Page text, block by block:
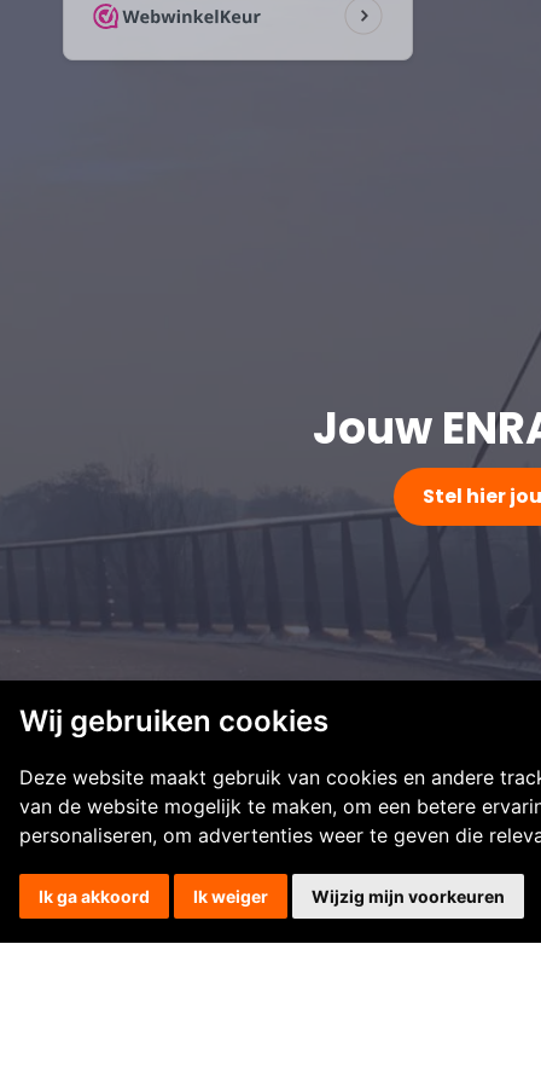
Jouw
Stel hier
Wij gebruiken cookies
Deze website maakt gebruik van cookies en andere
van de website mogelijk te maken, om een betere
personaliseren, om advertenties weer te geven die
Ik ga akkoord Ik weiger Wijzig mijn voorkeuren